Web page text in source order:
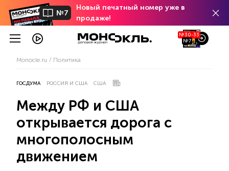
№7
Новый печатный номер уже в
продаже!
№30-33
№7
Monocle.ru Политика
ГОСДУМА РОССИЯ И США США
Между РФ и США
открывается дорога с
многополосным
движением